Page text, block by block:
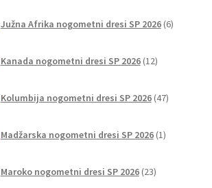
Južna Afrika nogometni dresi SP 2026 6izdelkov
Kanada nogometni dresi SP 2026 12izdelkov
Kolumbija nogometni dresi SP 2026 47izdelkov
Madžarska nogometni dresi SP 2026 1izdelek
Maroko nogometni dresi SP 2026 23izdelkov